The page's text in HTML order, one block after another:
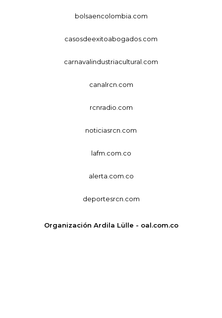
bolsaencolombia.com
casosdeexitoabogados.com
carnavalindustriacultural.com
canalrcn.com
rcnradio.com
noticiasrcn.com
lafm.com.co
alerta.com.co
deportesrcn.com
Organización Ardila Lülle - oal.com.co